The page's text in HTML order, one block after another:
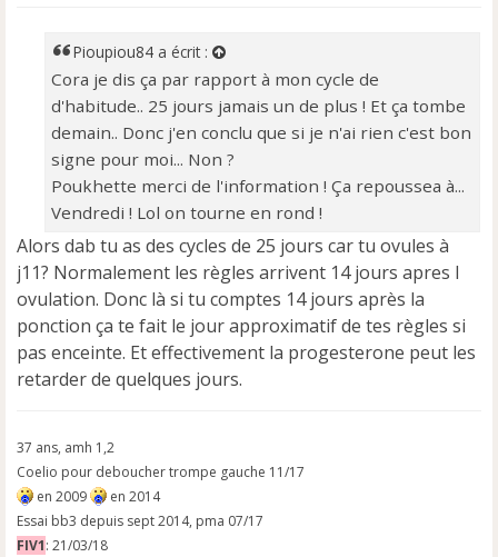
Pioupiou84 a écrit :
Cora je dis ça par rapport à mon cycle de
d'habitude.. 25 jours jamais un de plus ! Et ça tombe
demain.. Donc j'en conclu que si je n'ai rien c'est bon
signe pour moi... Non ?
Poukhette merci de l'information ! Ça repoussea à...
Vendredi ! Lol on tourne en rond !
Alors dab tu as des cycles de 25 jours car tu ovules à
j11? Normalement les règles arrivent 14 jours apres l
ovulation. Donc là si tu comptes 14 jours après la
ponction ça te fait le jour approximatif de tes règles si
pas enceinte. Et effectivement la progesterone peut les
retarder de quelques jours.
37 ans, amh 1,2
Coelio pour deboucher trompe gauche 11/17
en 2009
en 2014
Essai bb3 depuis sept 2014, pma 07/17
FIV1: 21/03/18